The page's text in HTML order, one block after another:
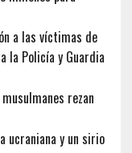
a las víctimas de
la Policía y Guardia
rezan
ucraniana y un sirio